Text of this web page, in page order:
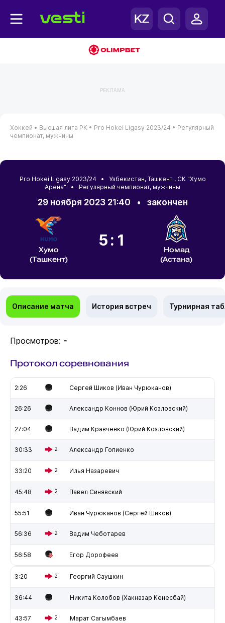
РЕКЛАМА
Хоккей • Высшая лига РК • Pro Hokei Ligasy 2023/24 • Регулярный
чемпионат, мужчины
Pro Hokei Ligasy 2023/24 • Узбекистан, Ташкент, СК "Хумо
Арена" • Регулярный чемпионат, мужчины
29 ноября 2023 21:40 • закончен
Хумо
(Ташкент)
5:1
Номад
(Астана)
Описание матча История встреч Турнирная
Просмотров: -
Протокол соревнования
2:26 Сергей Шиков (Иван Чурюканов)
26:26 Александр Коннов (Юрий Козловский)
27:04 Вадим Кравченко (Юрий Козловский)
30:33 2 Александр Гопиенко
33:20 2 Илья Назаревич
45:48 2 Павел Синявский
55:51 Иван Чурюканов (Сергей Шиков)
56:36 2 Вадим Чеботарев
56:58 Егор Дорофеев
3:20 2 Георгий Саушкин
36:44 Никита Колобов (Хакназар Кенесбай)
43:57 2 Марат Сагымбаев